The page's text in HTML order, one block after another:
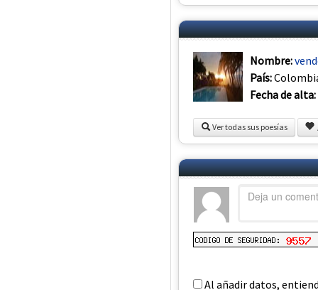
Nombre:
País:
Fecha de alta:
Ver todas sus poesías
Al añadir datos,